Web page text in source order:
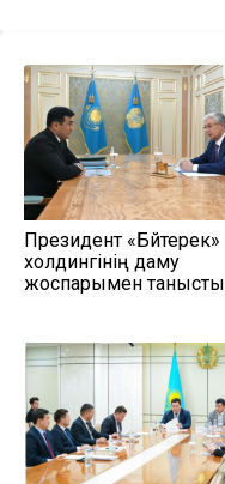
Президент «Бәйтерек»
холдингінің даму
жоспарымен танысты